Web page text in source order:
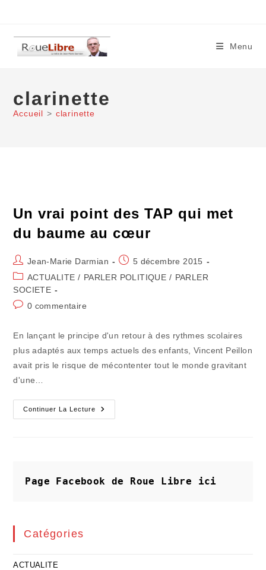
content
Menu
clarinette
Accueil > clarinette
Un vrai point des TAP qui met
du baume au cœur
Auteur/autrice
de
la
Jean-Marie Darmian
Publication
publiée :
5 décembre 2015
Post
category:
ACTUALITE / PARLER POLITIQUE / PARLER
SOCIETE
Commentaires
publication :
0 commentaire
En lançant le principe d'un retour à des rythmes scolaires
plus adaptés aux temps actuels des enfants, Vincent Peillon
avait pris le risque de mécontenter tout le monde gravitant
d'une…
Continuer La Lecture
Un
Vrai
Baume
Au
Page Facebook de Roue Libre ici
Catégories
ACTUALITE